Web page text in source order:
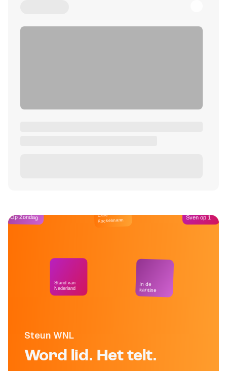
Steun WNL
Word lid. Het telt.
Op Zondag
Stand van
Nederland
Café
Kockelmann
In de
kantine
Sven op 1